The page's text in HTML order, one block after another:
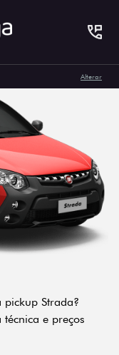
Alterar
Strada?
e preços